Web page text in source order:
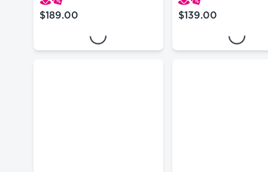
$189.00
precio actual $189.00
Loading... $139.00
precio actual
Loading...